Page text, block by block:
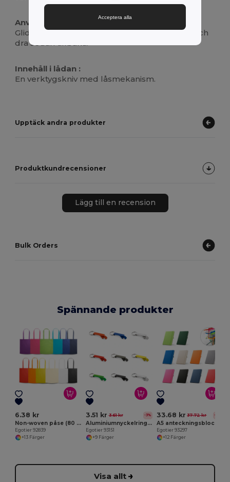
Användningsanvisningar :
Glid för att förlänga bladet, lås på plats, skär och
dra sedan tillbaka.
Innehåll i lådan :
En verktygskniv med låsmekanism.
Upptäck andra produkter
Produktkundrecensioner
Lägg till en recension
Bulk Orders
Spännande produkter
6.38 kr
Non-woven påse (80 g/m²)
Egotier 92839
+13 Färger
3.51 kr 3.61 kr -3%
Aluminiumnyckelring med kapsylöppnare
Egotier 93151
+9 Färger
33.68 kr 37.72 kr -11%
Egotier 93297
+12 Färger
Visa allt
Acceptera alla